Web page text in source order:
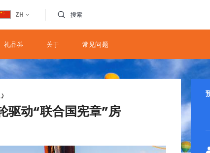
ZH 搜索
礼品券 关于 常见问题
ballooning gold coast and private charter touring
驱动“联合国宪章”房